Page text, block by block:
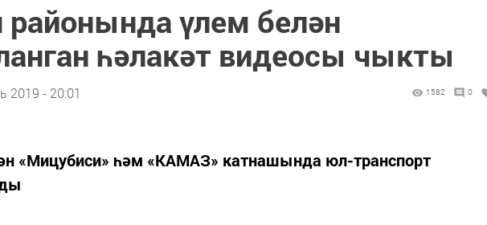
районында үлем белән
һәлакәт видеосы чыкты
2019 - 20:01 1582 0
«Мицубиси» һәм «КАМАЗ» катнашында юл-транспорт